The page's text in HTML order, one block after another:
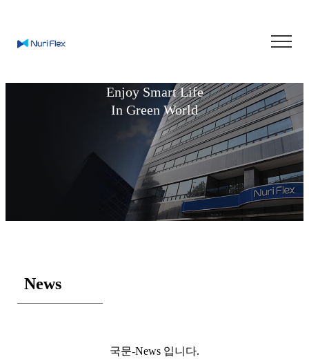
Enjoy Smart Life
In Green World
News
국문-News 입니다.